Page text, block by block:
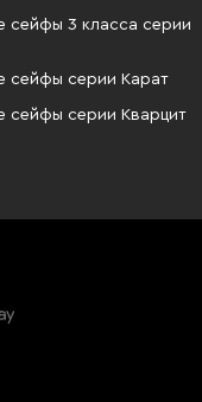
сейфы 3 класса серии
сейфы серии Карат
сейфы серии Кварцит